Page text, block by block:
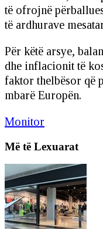
të ofrojnë
të ardhurave
Për këtë arsye,
dhe inflacionit të
faktor thelbësor që
mbarë Europën.
Monitor
Më të Lexuarat